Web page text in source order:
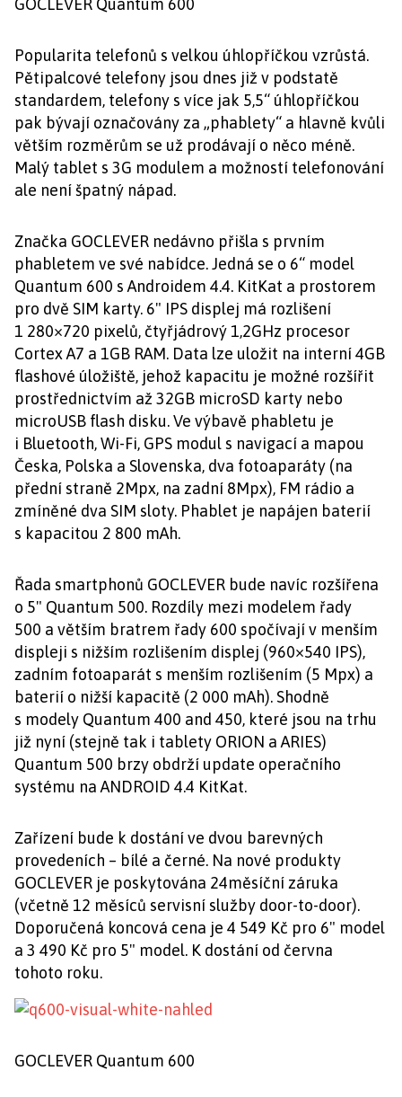
GOCLEVER Quantum 600
Popularita telefonů s velkou úhlopříčkou vzrůstá.
Pětipalcové telefony jsou dnes již v podstatě
standardem, telefony s více jak 5,5“ úhlopříčkou
pak bývají označovány za „phablety“ a hlavně kvůli
větším rozměrům se už prodávají o něco méně.
Malý tablet s 3G modulem a možností telefonování
ale není špatný nápad.
Značka GOCLEVER nedávno přišla s prvním
phabletem ve své nabídce. Jedná se o 6“ model
Quantum 600 s Androidem 4.4. KitKat a prostorem
pro dvě SIM karty. 6" IPS displej má rozlišení
1 280×720 pixelů, čtyřjádrový 1,2GHz procesor
Cortex A7 a 1GB RAM. Data lze uložit na interní 4GB
flashové úložiště, jehož kapacitu je možné rozšířit
prostřednictvím až 32GB microSD karty nebo
microUSB flash disku. Ve výbavě phabletu je
i Bluetooth, Wi-Fi, GPS modul s navigací a mapou
Česka, Polska a Slovenska, dva fotoaparáty (na
přední straně 2Mpx, na zadní 8Mpx), FM rádio a
zmíněné dva SIM sloty. Phablet je napájen baterií
s kapacitou 2 800 mAh.
Řada smartphonů GOCLEVER bude navíc rozšířena
o 5" Quantum 500. Rozdíly mezi modelem řady
500 a větším bratrem řady 600 spočívají v menším
displeji s nižším rozlišením displej (960×540 IPS),
zadním fotoaparát s menším rozlišením (5 Mpx) a
baterií o nižší kapacitě (2 000 mAh). Shodně
s modely Quantum 400 and 450, které jsou na trhu
již nyní (stejně tak i tablety ORION a ARIES)
Quantum 500 brzy obdrží update operačního
systému na ANDROID 4.4 KitKat.
Zařízení bude k dostání ve dvou barevných
provedeních – bílé a černé. Na nové produkty
GOCLEVER je poskytována 24měsíční záruka
(včetně 12 měsíců servisní služby door-to-door).
Doporučená koncová cena je 4 549 Kč pro 6" model
a 3 490 Kč pro 5" model. K dostání od června
tohoto roku.
GOCLEVER Quantum 600